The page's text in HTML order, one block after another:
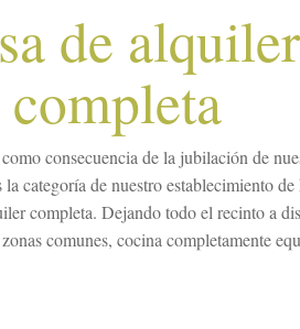
de alquiler
completa
consecuencia de la jubilación de
categoría de nuestro establecimiento
completa. Dejando todo el recinto a
comunes, cocina completamente